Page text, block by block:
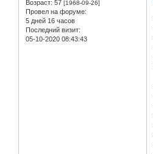
Возраст: 57 [1968-09-26]
Провел на форуме:
5 дней 16 часов
Последний визит:
05-10-2020 08:43:43